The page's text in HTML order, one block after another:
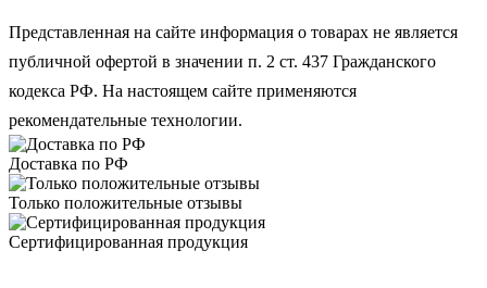
Представленная на сайте информация о товарах не является
публичной офертой в значении п. 2 ст. 437 Гражданского
кодекса РФ. На настоящем сайте применяются
рекомендательные технологии.
Доставка по РФ
Только положительные отзывы
Сертифицированная продукция